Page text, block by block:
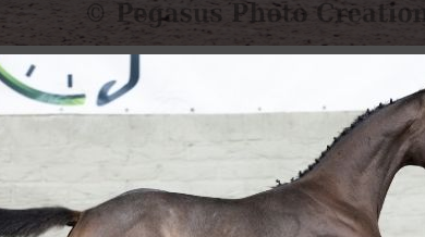
de dag gereden: de Intermédiaire II van
Lore Vandeborne. Zij reed Ikke-pia vd
van 67,559%. Met deze score bleef ze
op de tweede plaats eindigde. Hij